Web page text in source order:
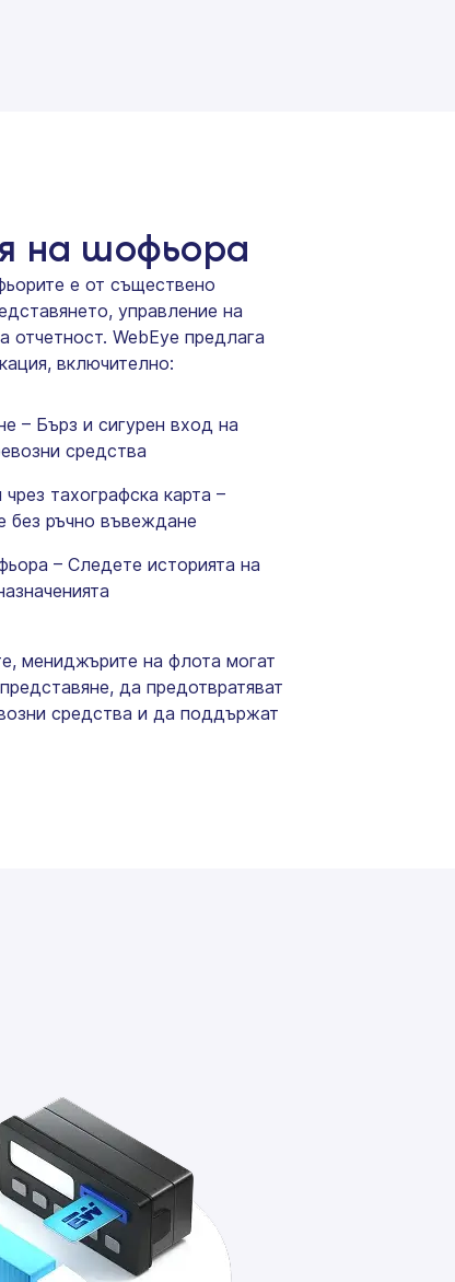
на шофьора
е от съществено
управление на
отчетност. WebEye предлага
включително:
– Бърз и сигурен вход на
средства
тахографска карта –
без ръчно въвеждане
– Следете историята на
мениджърите на флота могат
да предотвратяват
средства и да поддържат